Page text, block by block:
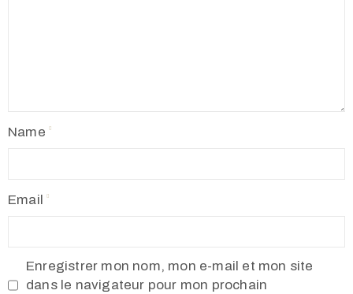
Name
Email
Enregistrer mon nom, mon e-mail et mon site
dans le navigateur pour mon prochain